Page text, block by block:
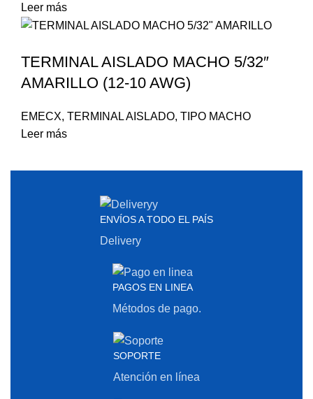
Leer más
TERMINAL AISLADO MACHO 5/32″
AMARILLO (12-10 AWG)
EMECX, TERMINAL AISLADO, TIPO MACHO
Leer más
ENVÍOS A TODO EL PAÍS
Delivery
PAGOS EN LINEA
Métodos de pago.
SOPORTE
Atención en línea